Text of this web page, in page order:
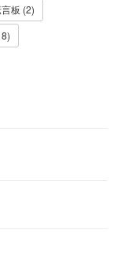
板 (2)